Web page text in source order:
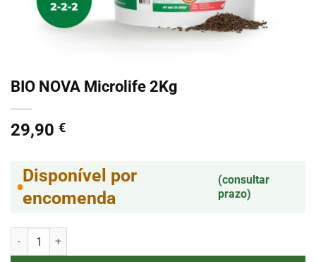
BIO NOVA Microlife 2Kg
29,90 €
Disponível por
encomenda
(consultar
prazo)
Quantidade de BIO NOVA Microlife 2Kg